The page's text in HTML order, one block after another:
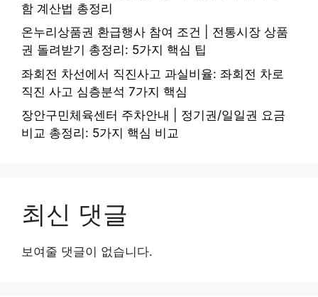
함 계산법 총정리
온누리상품권 환급행사 참여 조건 | 전통시장 상품
권 돌려받기 총정리: 5가지 핵심 팁
좌회전 차선에서 직진사고 과실비율: 좌회전 차로
직진 사고 심층분석 7가지 핵심
장안구민체육센터 주차안내 | 정기권/일일권 요금
비교 총정리: 5가지 핵심 비교
최신 댓글
보여줄 댓글이 없습니다.